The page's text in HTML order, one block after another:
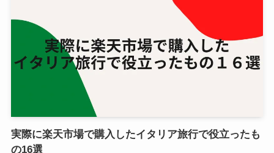
実際に楽天市場で購入したイタリア旅行で役立ったも
の16選